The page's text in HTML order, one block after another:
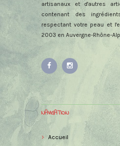
artisanaux et d'autres
contenant des
respectant votre peau et
2003 en Auvergne-Rhône-
NAVIGATION
Accueil